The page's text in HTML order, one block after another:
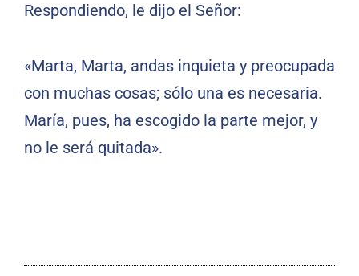
Respondiendo, le dijo el Señor:
«Marta, Marta, andas inquieta y preocupada
con muchas cosas; sólo una es necesaria.
María, pues, ha escogido la parte mejor, y
no le será quitada».